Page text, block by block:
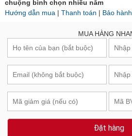
chuộng bình chọn nhiều năm
Hướng dẫn mua | Thanh toán | Bảo hành
MUA HÀNG
Đặt hàng